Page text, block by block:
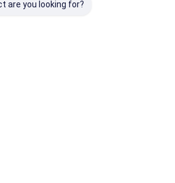
are you looking for?